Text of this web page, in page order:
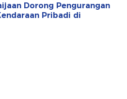
Dorong Pengurangan
Pribadi di